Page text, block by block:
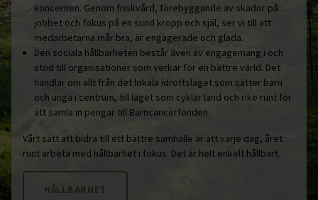
koncernen. Genom friskvård, förebyggande av skador på
jobbet och fokus på en sund kropp och själ, ser vi till att
medarbetarna mår bra, är engagerade och glada.
Den sociala hållbarheten består även av engagemang i och
stöd till organisationer som verkar för en bättre värld. Det
handlar om allt från det lokala idrottslaget som sätter barn
och unga i centrum, till laget som cyklar land och rike runt för
att samla in pengar till Barncancerfonden.
Vårt sätt att bidra till ett bättre samhälle är att varje dag, året
runt arbeta med hållbarhet i fokus. Det är helt enkelt hållbart.
HÅLLBARHET